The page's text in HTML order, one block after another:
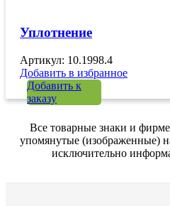
Уплотнение
Артикул: 10.1998.4
Добавить в избранное
Добавить к
заказу
Все товарные знаки и
упомянутые (изображенные)
исключительно